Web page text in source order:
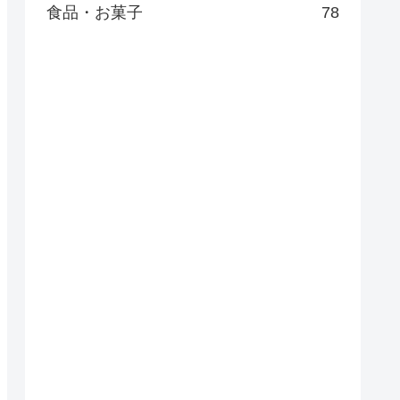
食品・お菓子 78